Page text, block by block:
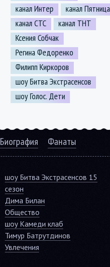
канал Интер
канал Пятница
канал СТС
канал ТНТ
Ксения Собчак
Регина Федоренко
Филипп Киркоров
шоу Битва Экстрасенсов
шоу Голос. Дети
Биография Фанаты
шоу Битва Экстрасенсов 15
сезон
Дима Билан
Общество
шоу Камеди клаб
Тимур Батрутдинов
Увлечения